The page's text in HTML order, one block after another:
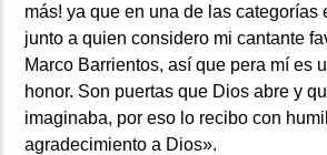
más! ya que en una de las categorías
junto a quien considero mi cantante
Marco Barrientos, así que pera mí es
honor. Son puertas que Dios abre y
imaginaba, por eso lo recibo con
agradecimiento a Dios».